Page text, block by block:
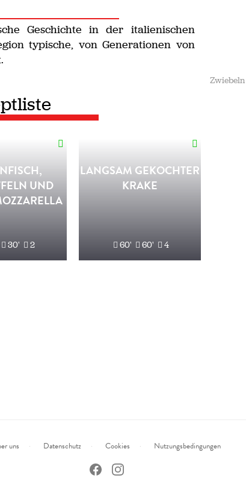
Geschichte in der italienischen
typische, von Generationen von
UND
30' 2
LANGSAM GEKOCHTER
KRAKE
60' 60' 4
Zwiebeln
uns Datenschutz Cookies Nutzungsbedingungen